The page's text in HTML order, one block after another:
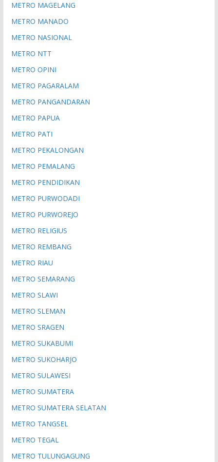
METRO MAGELANG
METRO MANADO
METRO NASIONAL
METRO NTT
METRO OPINI
METRO PAGARALAM
METRO PANGANDARAN
METRO PAPUA
METRO PATI
METRO PEKALONGAN
METRO PEMALANG
METRO PENDIDIKAN
METRO PURWODADI
METRO PURWOREJO
METRO RELIGIUS
METRO REMBANG
METRO RIAU
METRO SEMARANG
METRO SLAWI
METRO SLEMAN
METRO SRAGEN
METRO SUKABUMI
METRO SUKOHARJO
METRO SULAWESI
METRO SUMATERA
METRO SUMATERA SELATAN
METRO TANGSEL
METRO TEGAL
METRO TULUNGAGUNG